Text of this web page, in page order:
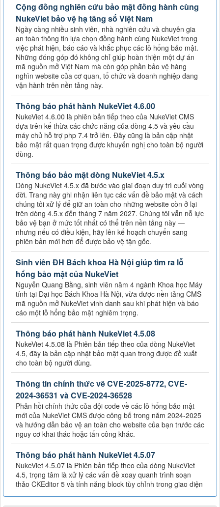
Cộng đồng nghiên cứu bảo mật đồng hành cùng
NukeViet bảo vệ hạ tầng số Việt Nam
Ngày càng nhiều sinh viên, nhà nghiên cứu và chuyên gia
an toàn thông tin lựa chọn đồng hành cùng NukeViet trong
việc phát hiện, báo cáo và khắc phục các lỗ hổng bảo mật.
Những đóng góp đó không chỉ giúp hoàn thiện một dự án
mã nguồn mở Việt Nam mà còn góp phần bảo vệ hàng
nghìn website của cơ quan, tổ chức và doanh nghiệp đang
vận hành trên nền tảng này.
Thông báo phát hành NukeViet 4.6.00
NukeViet 4.6.00 là phiên bản tiếp theo của NukeViet CMS
dựa trên kế thừa các chức năng của dòng 4.5 và yêu cầu
máy chủ hỗ trợ php 7.4 trở lên. Đây cũng là bản cập nhật
bảo mật rất quan trọng được khuyến nghị cho toàn bộ người
dùng.
Thông báo bảo mật dòng NukeViet 4.5.x
Dòng NukeViet 4.5.x đã bước vào giai đoạn duy trì cuối vòng
đời. Trang này ghi nhận liên tục các vấn đề bảo mật và cách
chúng tôi xử lý để giữ an toàn cho những website còn ở lại
trên dòng 4.5.x đến tháng 7 năm 2027. Chúng tôi vẫn nỗ lực
bảo vệ bạn ở mức tốt nhất có thể trên nền tảng này —
nhưng nếu có điều kiện, hãy lên kế hoạch chuyển sang
phiên bản mới hơn để được bảo vệ tận gốc.
Sinh viên ĐH Bách khoa Hà Nội giúp tìm ra lỗ
hổng bảo mật của NukeViet
Nguyễn Quang Bằng, sinh viên năm 4 ngành Khoa học Máy
tính tại Đại học Bách Khoa Hà Nội, vừa được nền tảng CMS
mã nguồn mở NukeViet vinh danh sau khi phát hiện và báo
cáo một lỗ hổng bảo mật nghiêm trọng.
Thông báo phát hành NukeViet 4.5.08
NukeViet 4.5.08 là Phiên bản tiếp theo của dòng NukeViet
4.5, đây là bản cập nhật bảo mật quan trong được đề xuất
cho toàn bộ người dùng.
Thông tin chính thức về CVE-2025-8772, CVE-
2024-36531 và CVE-2024-36528
Phản hồi chính thức của đội code về các lỗ hổng bảo mật
mới của NukeViet CMS được công bố trong năm 2024-2025
và hướng dẫn bảo vệ an toàn cho website của bạn trước các
nguy cơ khai thác hoặc tấn công khác.
Thông báo phát hành NukeViet 4.5.07
NukeViet 4.5.07 là Phiên bản tiếp theo của dòng NukeViet
4.5, trọng tâm là xử lý các vấn đề xoay quanh trình soạn
thảo CKEditor 5 và tính năng block tùy chỉnh trong giao diện